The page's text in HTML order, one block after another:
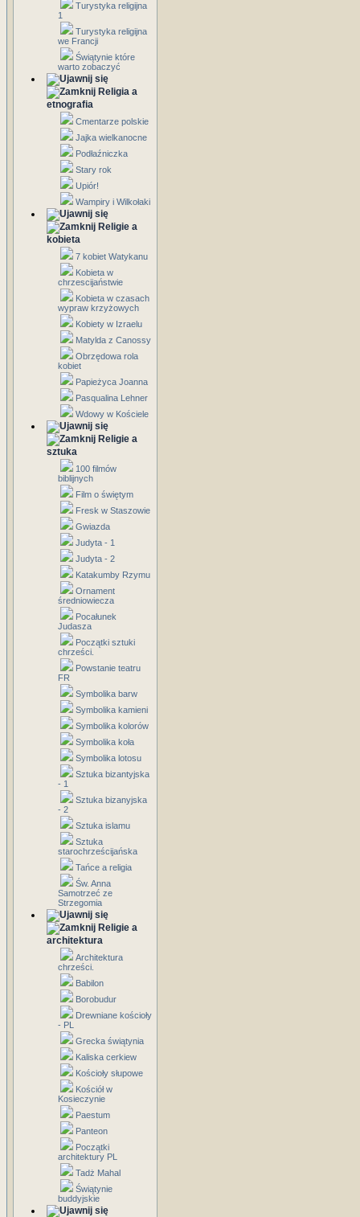
Turystyka religijna
1
Turystyka religijna
we Francji
Świątynie które
warto zobaczyć
Religia a
etnografia
Cmentarze polskie
Jajka wielkanocne
Podłaźniczka
Stary rok
Upiór!
Wampiry i Wilkołaki
Religie a
kobieta
7 kobiet Watykanu
Kobieta w
chrzescijaństwie
Kobieta w czasach
wypraw krzyżowych
Kobiety w Izraelu
Matylda z Canossy
Obrzędowa rola
kobiet
Papieżyca Joanna
Pasqualina Lehner
Wdowy w Kościele
Religie a
sztuka
100 filmów
biblijnych
Film o świętym
Fresk w Staszowie
Gwiazda
Judyta - 1
Judyta - 2
Katakumby Rzymu
Ornament
średniowiecza
Pocałunek
Judasza
Początki sztuki
chrześci.
Powstanie teatru
FR
Symbolika barw
Symbolika kamieni
Symbolika kolorów
Symbolika koła
Symbolika lotosu
Sztuka bizantyjska
- 1
Sztuka bizanyjska
- 2
Sztuka islamu
Sztuka
starochrześcijańska
Tańce a religia
Św. Anna
Samotrzeć ze
Strzegomia
Religie a
architektura
Architektura
chrześci.
Babilon
Borobudur
Drewniane kościoły
- PL
Grecka świątynia
Kaliska cerkiew
Kościoły słupowe
Kościół w
Kosieczynie
Paestum
Panteon
Początki
architektury PL
Tadż Mahal
Świątynie
buddyjskie